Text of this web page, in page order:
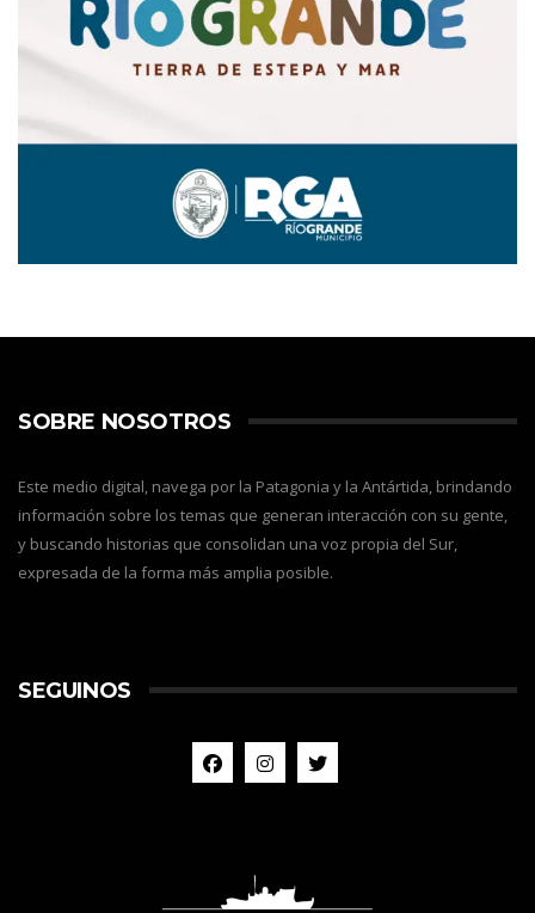
SOBRE NOSOTROS
Este medio digital, navega por la Patagonia y la Antártida, brindando
información sobre los temas que generan interacción con su gente,
y buscando historias que consolidan una voz propia del Sur,
expresada de la forma más amplia posible.
SEGUINOS